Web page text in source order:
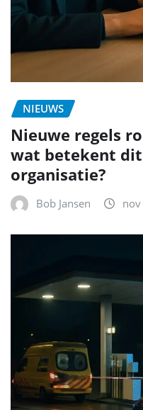
NIEUWS
Nieuwe regels
wat betekent
organisatie?
Bob Jansen